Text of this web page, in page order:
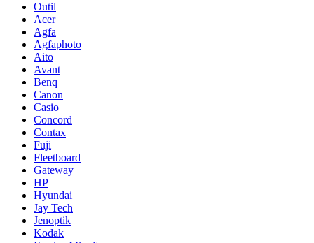
Outil
Acer
Agfa
Agfaphoto
Aito
Avant
Benq
Canon
Casio
Concord
Contax
Fuji
Fleetboard
Gateway
HP
Hyundai
Jay Tech
Jenoptik
Kodak